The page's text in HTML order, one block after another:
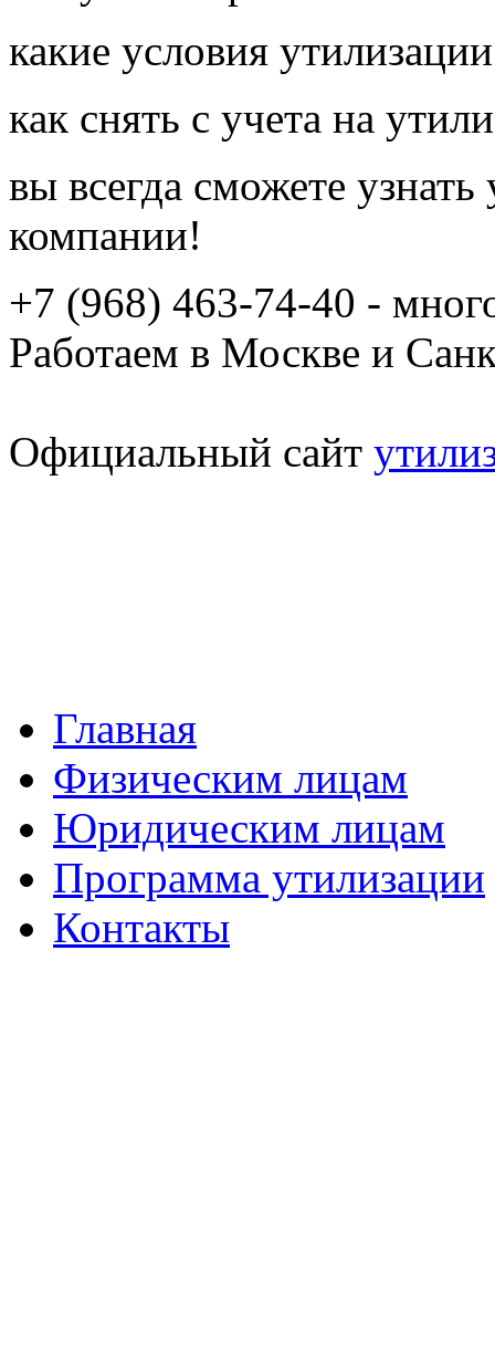
какие условия
как снять с учета на
вы всегда сможете
компании!
+7 (968) 463-74-40 -
Работаем в Москве и
Официальный сайт
Главная
Физическим лицам
Юридическим лицам
Программа утилизации
Контакты